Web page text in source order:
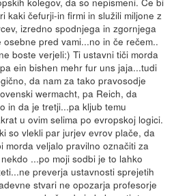
kaki čefurji-in firmi in služili miljone z
izredno spodnjega in zgornjega
pred vami...no in če rečem..
boste verjeli:) Ti ustavni tiči morda
ein bishen mehr fur uns jaja...tudi
da nam za tako pravosodje
wermacht, pa Reich, da
in da je tretji...pa kljub temu
u ovim selima po evropskoj logici.
so vlekli par jurjev evrov plače, da
morda veljalo pravilno označiti za
...po moji sodbi je to lahko
preverja ustavnosti sprejetih
stvari ne opozarja profesorje